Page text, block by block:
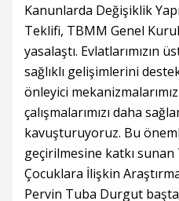
Kanunlarda Değişiklik
Teklifi, TBMM Genel
yasalaştı. Evlatlarımızın
sağlıklı gelişimlerini
önleyici
çalışmalarımızı daha
kavuşturuyoruz. Bu
geçirilmesine katkı
Çocuklara İlişkin
Pervin Tuba Durgut